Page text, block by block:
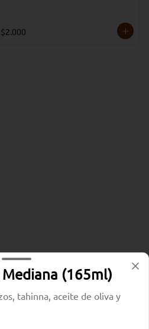
$2.000
(165ml)
tahinna, aceite de oliva y